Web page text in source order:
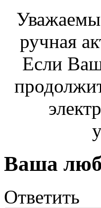
ручная
Если Ваш
Ваша
Ответить